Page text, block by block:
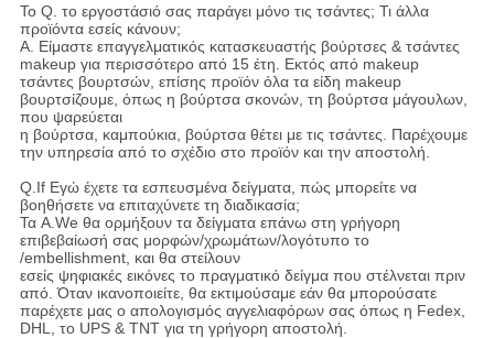
Το Q. το εργοστάσιό σας παράγει μόνο τις τσάντες; Τι άλλα
προϊόντα εσείς κάνουν;
Α. Είμαστε επαγγελματικός κατασκευαστής βούρτσες & τσάντες
makeup για περισσότερο από 15 έτη. Εκτός από makeup
τσάντες βουρτσών, επίσης προϊόν όλα τα είδη makeup
βουρτσίζουμε, όπως η βούρτσα σκονών, τη βούρτσα μάγουλων,
που ψαρεύεται
η βούρτσα, καμπούκια, βούρτσα θέτει με τις τσάντες. Παρέχουμε
την υπηρεσία από το σχέδιο στο προϊόν και την αποστολή.
Q.If Εγώ έχετε τα εσπευσμένα δείγματα, πώς μπορείτε να
βοηθήσετε να επιταχύνετε τη διαδικασία;
Τα A.We θα ορμήξουν τα δείγματα επάνω στη γρήγορη
επιβεβαίωσή σας μορφών/χρωμάτων/λογότυπο το
/embellishment, και θα στείλουν
εσείς ψηφιακές εικόνες το πραγματικό δείγμα που στέλνεται πριν
από. Όταν ικανοποιείτε, θα εκτιμούσαμε εάν θα μπορούσατε
παρέχετε μας ο απολογισμός αγγελιαφόρων σας όπως η Fedex,
DHL, το UPS & TNT για τη γρήγορη αποστολή.